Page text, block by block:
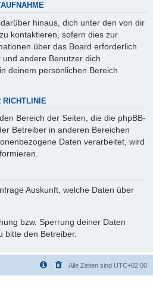
hinaus, dich unter den von dir
kontaktieren, sofern dies zur
über das Board erforderlich
andere Benutzer dich
deinem persönlichen Bereich
RICHTLINIE
Bereich der Seiten, die die phpBB-
Betreiber in anderen Bereichen
Daten verarbeitet, wird
Auskunft, welche Daten über
bzw. Sperrung deiner Daten
bitte den Betreiber.
Alle Zeiten sind UTC+02:00